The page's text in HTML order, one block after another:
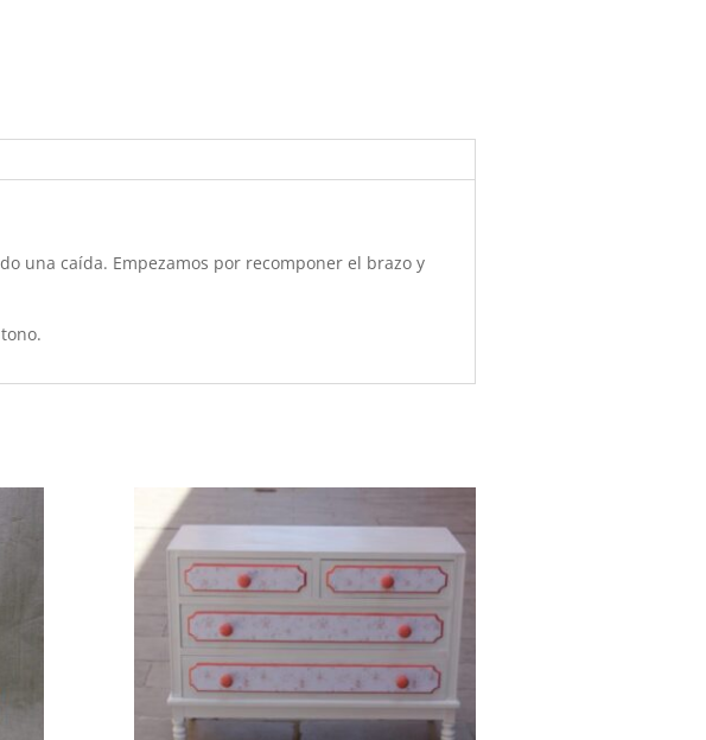
una caída. Empezamos por recomponer el brazo y